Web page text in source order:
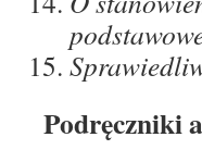
Podręczniki